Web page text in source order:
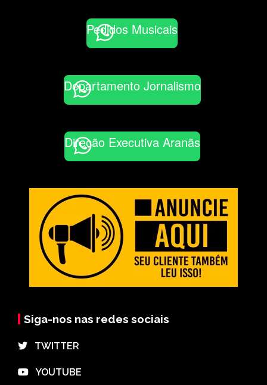
Pedidos Musicais
Departamento Jornalismo
Direção Executiva Aranãs
Siga-nos nas redes sociais
⠀TWITTER
⠀YOUTUBE